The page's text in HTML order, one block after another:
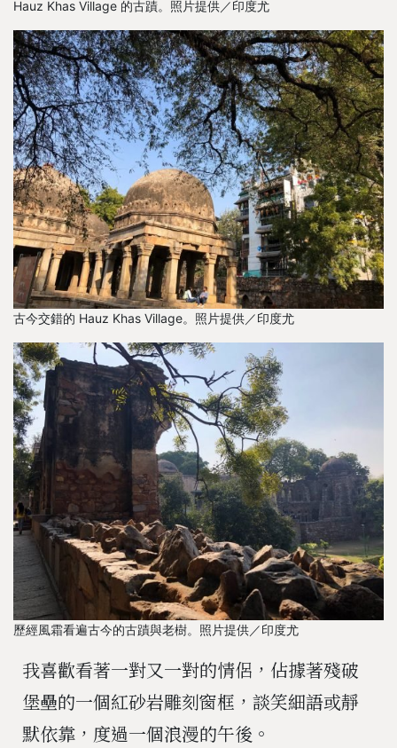
Hauz Khas Village 的古蹟。照片提供／印度尤
古今交錯的 Hauz Khas Village。照片提供／印度尤
歷經風霜看遍古今的古蹟與老樹。照片提供／印度尤
我喜歡看著一對又一對的情侶，佔據著殘破
堡壘的一個紅砂岩雕刻窗框，談笑細語或靜
默依靠，度過一個浪漫的午後。